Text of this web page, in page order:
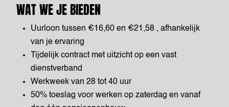
WAT WE JE BIEDEN
Uurloon tussen €16,60 en €21,58 , afhankelijk
van je ervaring
Tijdelijk contract met uitzicht op een vast
dienstverband
Werkweek van 28 tot 40 uur
50% toeslag voor werken op zaterdag en vanaf